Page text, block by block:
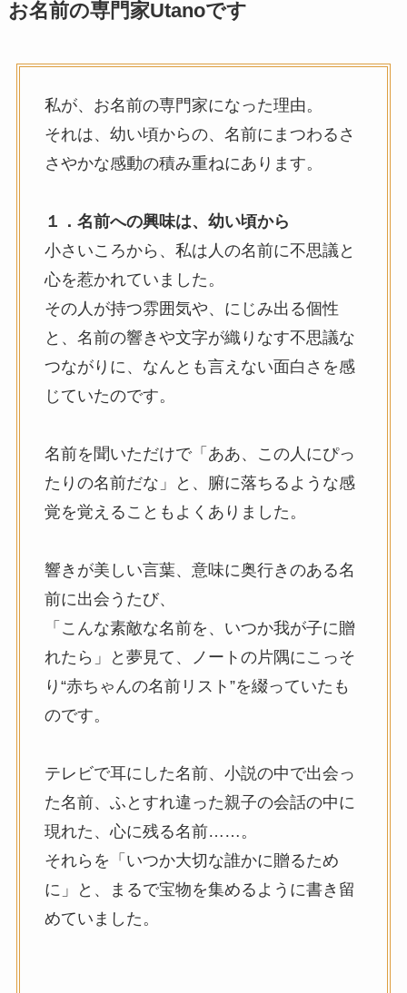
お名前の専門家Utanoです
私が、お名前の専門家になった理由。
それは、幼い頃からの、名前にまつわるさ
さやかな感動の積み重ねにあります。
１．名前への興味は、幼い頃から
小さいころから、私は人の名前に不思議と
心を惹かれていました。
その人が持つ雰囲気や、にじみ出る個性
と、名前の響きや文字が織りなす不思議な
つながりに、なんとも言えない面白さを感
じていたのです。
名前を聞いただけで「ああ、この人にぴっ
たりの名前だな」と、腑に落ちるような感
覚を覚えることもよくありました。
響きが美しい言葉、意味に奥行きのある名
前に出会うたび、
「こんな素敵な名前を、いつか我が子に贈
れたら」と夢見て、ノートの片隅にこっそ
り“赤ちゃんの名前リスト”を綴っていたも
のです。
テレビで耳にした名前、小説の中で出会っ
た名前、ふとすれ違った親子の会話の中に
現れた、心に残る名前……。
それらを「いつか大切な誰かに贈るため
に」と、まるで宝物を集めるように書き留
めていました。